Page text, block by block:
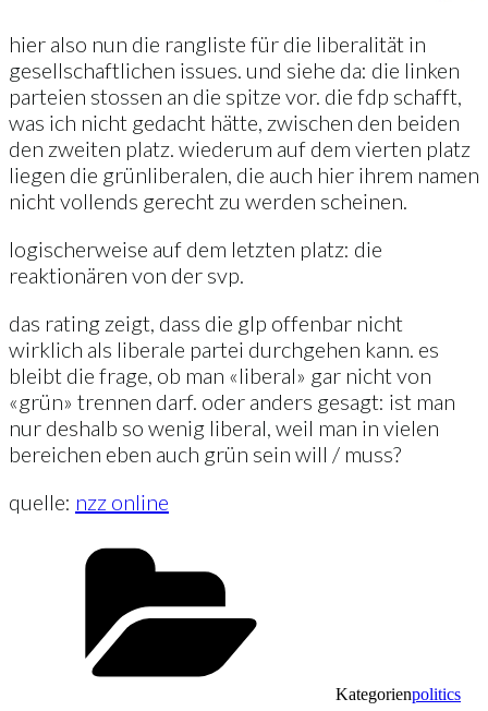
hier also nun die rangliste für die liberalität in
gesellschaftlichen issues. und siehe da: die linken
parteien stossen an die spitze vor. die fdp schafft,
was ich nicht gedacht hätte, zwischen den beiden
den zweiten platz. wiederum auf dem vierten platz
liegen die grünliberalen, die auch hier ihrem namen
nicht vollends gerecht zu werden scheinen.
logischerweise auf dem letzten platz: die
reaktionären von der svp.
das rating zeigt, dass die glp offenbar nicht
wirklich als liberale partei durchgehen kann. es
bleibt die frage, ob man «liberal» gar nicht von
«grün» trennen darf. oder anders gesagt: ist man
nur deshalb so wenig liberal, weil man in vielen
bereichen eben auch grün sein will / muss?
quelle: nzz online
Kategorienpolitics